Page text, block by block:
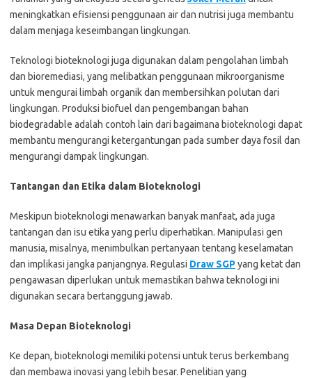
meningkatkan efisiensi penggunaan air dan nutrisi juga membantu
dalam menjaga keseimbangan lingkungan.
Teknologi bioteknologi juga digunakan dalam pengolahan limbah
dan bioremediasi, yang melibatkan penggunaan mikroorganisme
untuk mengurai limbah organik dan membersihkan polutan dari
lingkungan. Produksi biofuel dan pengembangan bahan
biodegradable adalah contoh lain dari bagaimana bioteknologi dapat
membantu mengurangi ketergantungan pada sumber daya fosil dan
mengurangi dampak lingkungan.
Tantangan dan Etika dalam Bioteknologi
Meskipun bioteknologi menawarkan banyak manfaat, ada juga
tantangan dan isu etika yang perlu diperhatikan. Manipulasi gen
manusia, misalnya, menimbulkan pertanyaan tentang keselamatan
dan implikasi jangka panjangnya. Regulasi Draw SGPyang ketat dan
pengawasan diperlukan untuk memastikan bahwa teknologi ini
digunakan secara bertanggung jawab.
Masa Depan Bioteknologi
Ke depan, bioteknologi memiliki potensi untuk terus berkembang
dan membawa inovasi yang lebih besar. Penelitian yang